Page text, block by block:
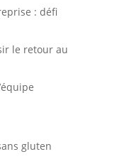
: défi
le retour au
gluten